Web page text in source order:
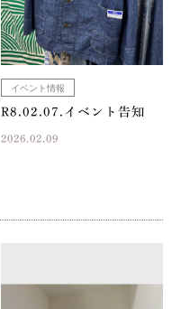
イベント情報
R8.02.07.イベント告知
2026.02.09